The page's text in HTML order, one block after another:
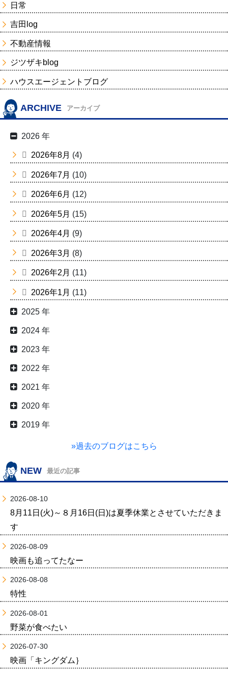
日常
吉田log
不動産情報
ジツザキblog
ハウスエージェントブログ
ARCHIVE アーカイブ
2026 年
2026年8月 (4)
2026年7月 (10)
2026年6月 (12)
2026年5月 (15)
2026年4月 (9)
2026年3月 (8)
2026年2月 (11)
2026年1月 (11)
2025 年
2024 年
2023 年
2022 年
2021 年
2020 年
2019 年
»過去のブログはこちら
NEW 最近の記事
2026-08-10
8月11日(火)～８月16日(日)は夏季休業とさせていただきま
す
2026-08-09
映画も追ってたなー
2026-08-08
特性
2026-08-01
野菜が食べたい
2026-07-30
映画「キングダム｝